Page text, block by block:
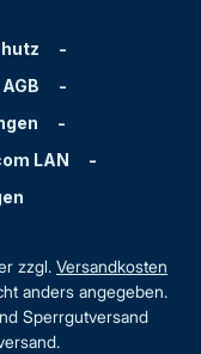
-
AGB
-
-
LAN
-
zzgl. Versandkosten
anders angegeben.
Sperrgutversand